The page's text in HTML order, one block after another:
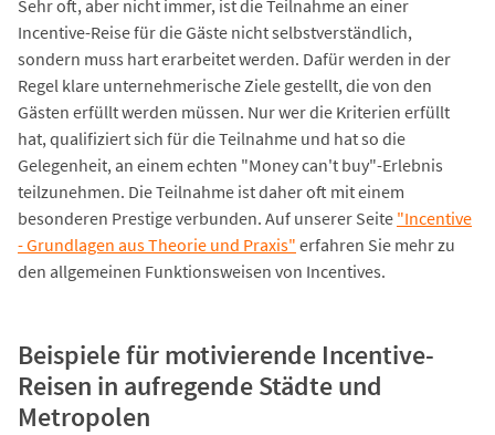
Sehr oft, aber nicht immer, ist die Teilnahme an einer
Incentive-Reise für die Gäste nicht selbstverständlich,
sondern muss hart erarbeitet werden. Dafür werden in der
Regel klare unternehmerische Ziele gestellt, die von den
Gästen erfüllt werden müssen. Nur wer die Kriterien erfüllt
hat, qualifiziert sich für die Teilnahme und hat so die
Gelegenheit, an einem echten "Money can't buy"-Erlebnis
teilzunehmen. Die Teilnahme ist daher oft mit einem
besonderen Prestige verbunden. Auf unserer Seite "Incentive
- Grundlagen aus Theorie und Praxis" erfahren Sie mehr zu
den allgemeinen Funktionsweisen von Incentives.
Beispiele für motivierende Incentive-
Reisen in aufregende Städte und
Metropolen